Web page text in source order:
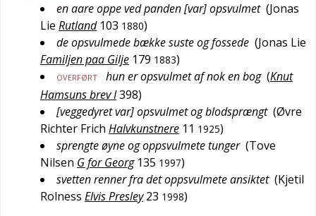
en aare oppe ved panden [var] opsvulmet (Jonas
Lie Rutland 103 1880)
de opsvulmede bække suste og fossede (Jonas Lie
Familjen paa Gilje 179 1883)
OVERFØRT hun er opsvulmet af nok en bog (Knut
Hamsuns brev I398)
[veggedyret var] opsvulmet og blodsprængt (Øvre
Richter Frich Halvkunstnere 11 1925)
sprengte øyne og oppsvulmete tunger (Tove
Nilsen G for Georg 135 1997)
svetten renner fra det oppsvulmete ansiktet (Kjetil
Rolness Elvis Presley 23 1998)